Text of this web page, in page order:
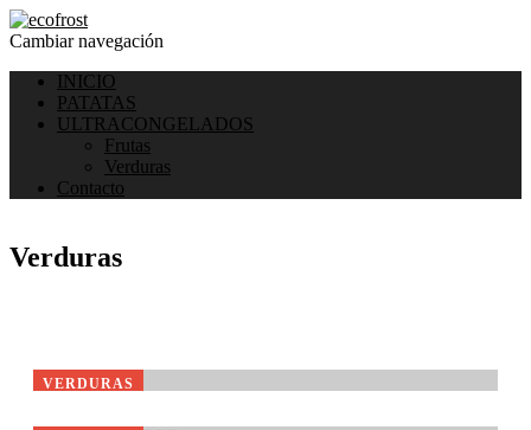
Cambiar navegación
INICIO
PATATAS
ULTRACONGELADOS
Frutas
Verduras
Contacto
Verduras
VERDURAS
Espárrago Verde Entero y Troceado